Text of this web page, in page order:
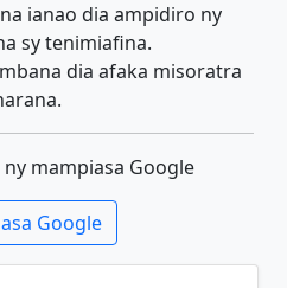
ianao dia ampidiro ny
sy tenimiafina.
dia afaka misoratra
mampiasa Google
Google